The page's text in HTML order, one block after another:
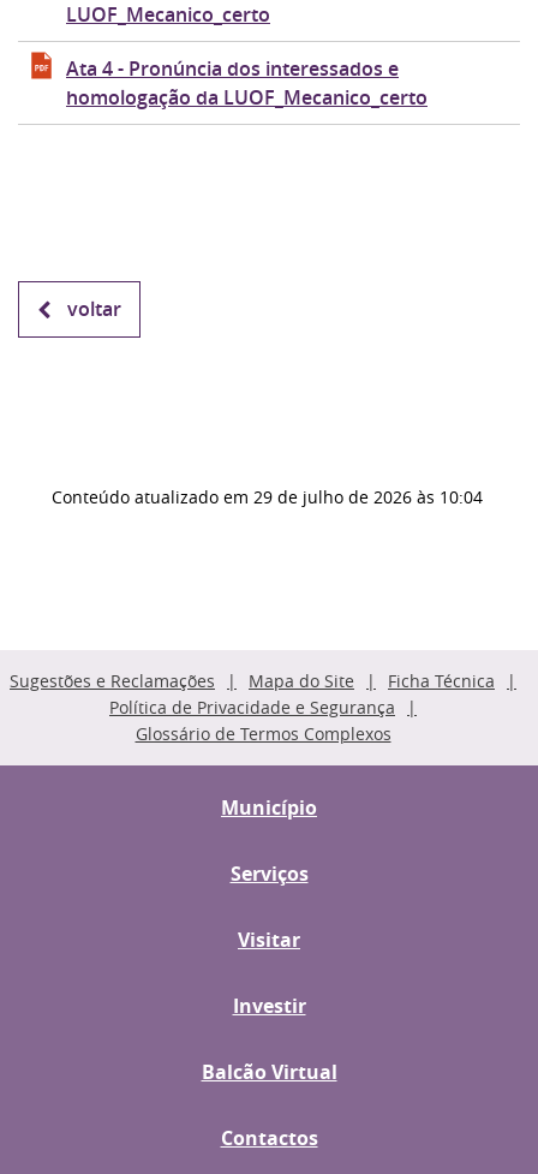
LUOF_Mecanico_certo
Ata 4 - Pronúncia dos interessados e
homologação da LUOF_Mecanico_certo
voltar
Conteúdo atualizado em 29 de julho de 2026 às 10:04
Sugestões e Reclamações Mapa do Site
Ficha Técnica
Política de Privacidade e Segurança
Glossário de Termos Complexos
Município
Serviços
Visitar
Investir
Balcão Virtual
Contactos